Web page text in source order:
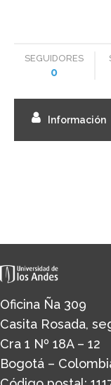
SEGUIDORES
0
Información
Oficina Ña 309
Casita Rosada,
Cra 1 Nº 18A – 12
Bogotá –